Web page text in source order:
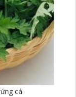
cá